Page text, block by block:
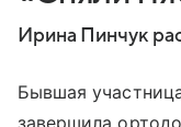
Ирина Пинчук
Бывшая